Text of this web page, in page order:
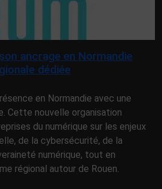
ancrage en Normandie
dédiée
en Normandie avec une
Cette nouvelle organisation
du numérique sur les enjeux
de la cybersécurité, de la
numérique, tout en
régional autour de Rouen.